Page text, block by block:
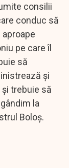
consilii
conduc să
pe care îl
să
şi
trebuie să
la
Boloș.